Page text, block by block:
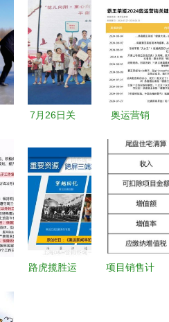
7月26日关
项目经营的
全新思考与
趋势分析
奥运营销
事，正在被
社媒改写
——运动项
目经营的范
式转移
路虎揽胜运
项目销售计